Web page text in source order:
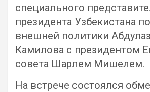
специального
президента Узбекистана
внешней политики
Камилова с президентом
совета Шарлем Мишелем.
На встрече состоялся